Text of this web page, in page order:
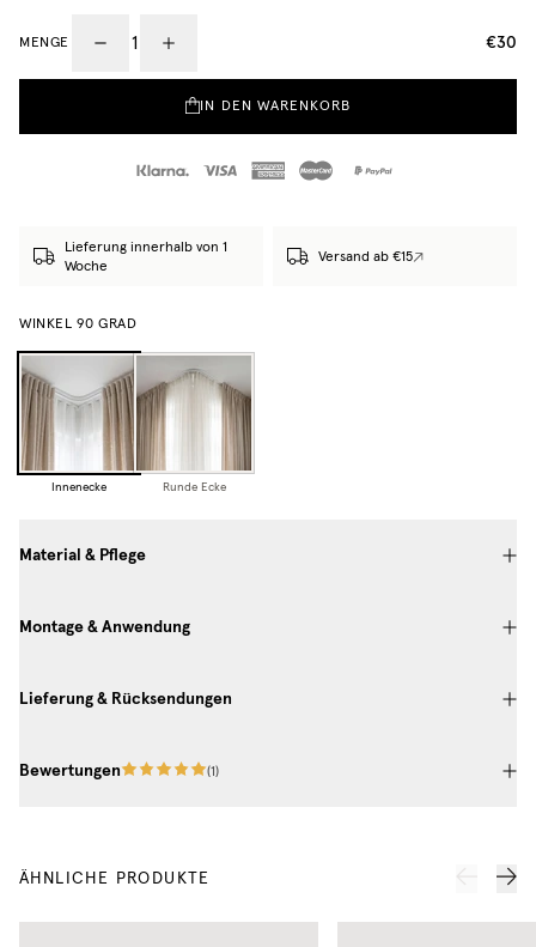
MENGE €30
IN DEN WARENKORB
Lieferung innerhalb von 1
Woche
Versand ab €15
WINKEL 90 GRAD
Innenecke Runde Ecke
Material & Pflege
Montage & Anwendung
Lieferung & Rücksendungen
Bewertungen (1 )
ÄHNLICHE PRODUKTE